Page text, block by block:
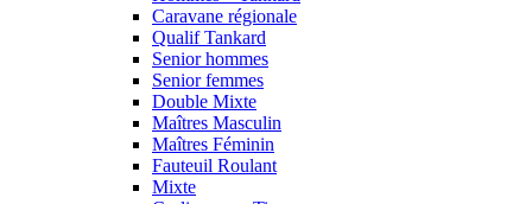
Caravane régionale
Qualif Tankard
Senior hommes
Senior femmes
Double Mixte
Maîtres Masculin
Maîtres Féminin
Fauteuil Roulant
Mixte